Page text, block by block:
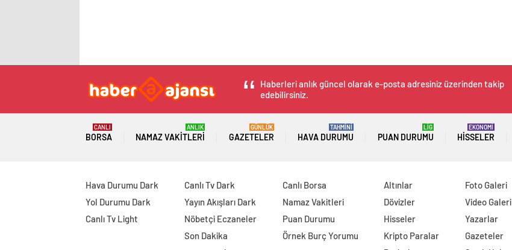
Haberleri anlık güncel olarak e-posta adresiniz üzerinden takip
edebilirsiniz.
BORSA
CANLI
NAMAZ VAKITLERI
ANLIK
GAZETELER
GÜNLÜK
HAVA DURUMU
TAHMİNİ
PUAN DURUMU
LİG
HISSELER
EKONOMİ
Hava Durumu Dark
Yol Durumu Dark
Canlı Tv Light
Canlı Tv Dark
Yayın Akışları Dark
Nöbetçi Eczaneler
Son Dakika
Canlı Borsa
Namaz Vakitleri
Puan Durumu
Örnek Burç Yorumu
Altınlar
Dövizler
Hisseler
Kripto Paralar
Foto Galeri
Video Galeri
Yazarlar
Gazeteler